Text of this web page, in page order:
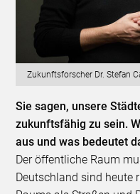
Zukunftsforscher Dr. Stefan
Sie sagen, unsere
zukunftsfähig zu sein.
aus und was bedeutet
Der öffentliche Raum
Deutschland sind heute